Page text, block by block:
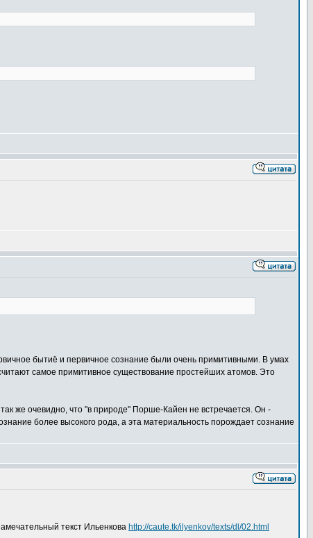
бытиё и первичное сознание были очень примитивными. В умах
самое примитивное существование простейших атомов. Это
же очевидно, что "в природе" Порше-Кайен не встречается. Он -
более высокого рода, а эта материальность порождает сознание
текст Ильенкова http://caute.tk/ilyenkov/texts/dl/02.html